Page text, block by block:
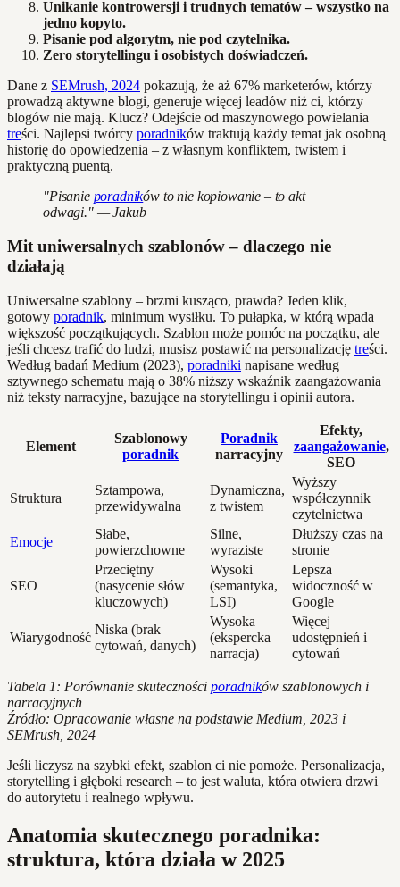
Unikanie kontrowersji i trudnych tematów – wszystko na
jedno kopyto.
Pisanie pod algorytm, nie pod czytelnika.
Zero storytellingu i osobistych doświadczeń.
Dane z SEMrush, 2024 pokazują, że aż 67% marketerów, którzy
prowadzą aktywne blogi, generuje więcej leadów niż ci, którzy
blogów nie mają. Klucz? Odejście od maszynowego powielania
treści. Najlepsi twórcy poradników traktują każdy temat jak osobną
historię do opowiedzenia – z własnym konfliktem, twistem i
praktyczną puentą.
"Pisanie poradników to nie kopiowanie – to akt
odwagi." — Jakub
Mit uniwersalnych szablonów – dlaczego nie
działają
Uniwersalne szablony – brzmi kusząco, prawda? Jeden klik,
gotowy poradnik, minimum wysiłku. To pułapka, w którą wpada
większość początkujących. Szablon może pomóc na początku, ale
jeśli chcesz trafić do ludzi, musisz postawić na personalizację treści.
Według badań Medium (2023), poradniki napisane według
sztywnego schematu mają o 38% niższy wskaźnik zaangażowania
niż teksty narracyjne, bazujące na storytellingu i opinii autora.
Element
Szablonowy
poradnik
Poradnik
narracyjny
Efekty,
zaangażowanie,
SEO
Struktura
Sztampowa,
przewidywalna
Dynamiczna,
z twistem
Wyższy
współczynnik
czytelnictwa
Emocje
Słabe,
powierzchowne
Silne,
wyraziste
Dłuższy czas na
stronie
SEO
Przeciętny
(nasycenie słów
kluczowych)
Wysoki
(semantyka,
LSI)
Lepsza
widoczność w
Google
Wiarygodność
Niska (brak
cytowań, danych)
Wysoka
(ekspercka
narracja)
Więcej
udostępnień i
cytowań
Tabela 1: Porównanie skuteczności poradników szablonowych i
narracyjnych
Źródło: Opracowanie własne na podstawie Medium, 2023 i
SEMrush, 2024
Jeśli liczysz na szybki efekt, szablon ci nie pomoże. Personalizacja,
storytelling i głęboki research – to jest waluta, która otwiera drzwi
do autorytetu i realnego wpływu.
Anatomia skutecznego poradnika:
struktura, która działa w 2025